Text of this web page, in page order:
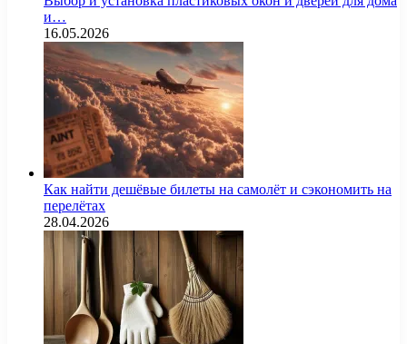
и…
16.05.2026
Как найти дешёвые билеты на самолёт и сэкономить на
перелётах
28.04.2026